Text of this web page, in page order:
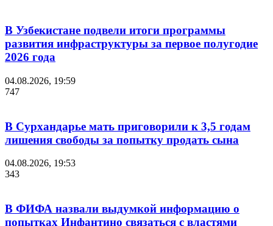
В Узбекистане подвели итоги программы
развития инфраструктуры за первое полугодие
2026 года
04.08.2026, 19:59
747
В Сурхандарье мать приговорили к 3,5 годам
лишения свободы за попытку продать сына
04.08.2026, 19:53
343
В ФИФА назвали выдумкой информацию о
попытках Инфантино связаться с властями